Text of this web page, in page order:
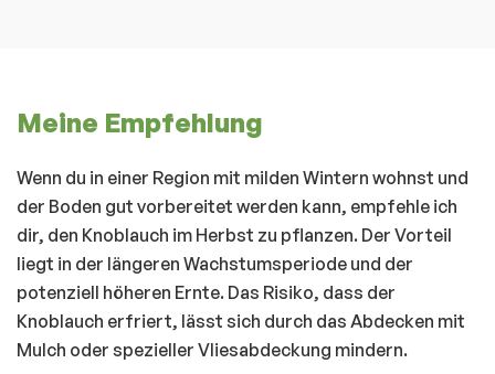
Meine Empfehlung
Wenn du in einer Region mit milden Wintern wohnst und
der Boden gut vorbereitet werden kann, empfehle ich
dir, den Knoblauch im Herbst zu pflanzen. Der Vorteil
liegt in der längeren Wachstumsperiode und der
potenziell höheren Ernte. Das Risiko, dass der
Knoblauch erfriert, lässt sich durch das Abdecken mit
Mulch oder spezieller Vliesabdeckung mindern.